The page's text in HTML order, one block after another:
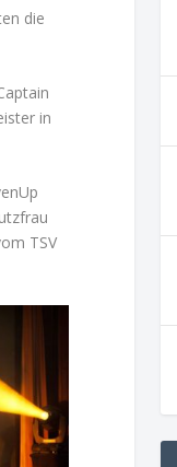
die
in
TSV